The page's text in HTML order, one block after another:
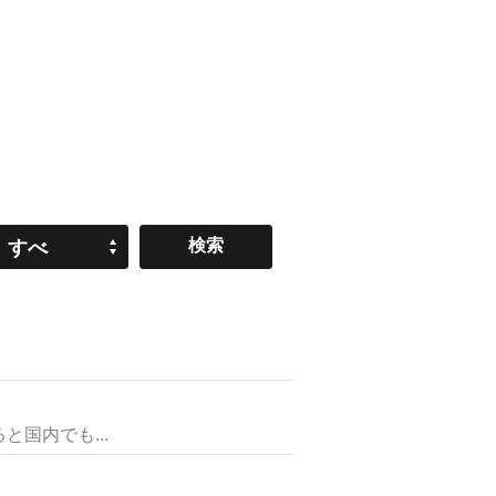
すべ
国内でも...